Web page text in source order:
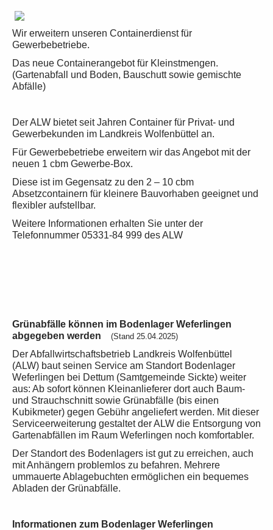
Wir erweitern unseren Containerdienst für
Gewerbebetriebe.
Das neue Containerangebot für Kleinstmengen.
(Gartenabfall und Boden, Bauschutt sowie gemischte
Abfälle)
Der ALW bietet seit Jahren Container für Privat- und
Gewerbekunden im Landkreis Wolfenbüttel an.
Für Gewerbebetriebe erweitern wir das Angebot mit der
neuen 1 cbm Gewerbe-Box.
Diese ist im Gegensatz zu den 2 – 10 cbm
Absetzcontainern für kleinere Bauvorhaben geeignet und
flexibler aufstellbar.
Weitere Informationen erhalten Sie unter der
Telefonnummer 05331-84 999 des ALW
Grünabfälle können im Bodenlager Weferlingen
abgegeben werden (Stand 25.04.2025)
Der Abfallwirtschaftsbetrieb Landkreis Wolfenbüttel
(ALW) baut seinen Service am Standort Bodenlager
Weferlingen bei Dettum (Samtgemeinde Sickte) weiter
aus: Ab sofort können Kleinanlieferer dort auch Baum-
und Strauchschnitt sowie Grünabfälle (bis einen
Kubikmeter) gegen Gebühr angeliefert werden. Mit dieser
Serviceerweiterung gestaltet der ALW die Entsorgung von
Gartenabfällen im Raum Weferlingen noch komfortabler.
Der Standort des Bodenlagers ist gut zu erreichen, auch
mit Anhängern problemlos zu befahren. Mehrere
ummauerte Ablagebuchten ermöglichen ein bequemes
Abladen der Grünabfälle.
Informationen zum Bodenlager Weferlingen